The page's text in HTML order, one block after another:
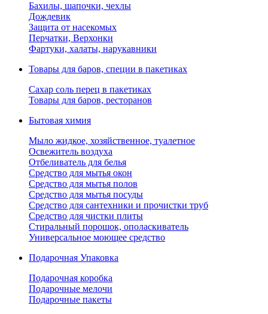
Бахилы, шапочки, чехлы
Дождевик
Защита от насекомых
Перчатки, Верхонки
Фартуки, халаты, нарукавники
Товары для баров, специи в пакетиках
Сахар соль перец в пакетиках
Товары для баров, ресторанов
Бытовая химия
Мыло жидкое, хозяйственное, туалетное
Освежитель воздуха
Отбеливатель для белья
Средство для мытья окон
Средство для мытья полов
Средство для мытья посуды
Средство для сантехники и прочистки труб
Средство для чистки плиты
Стиральный порошок, ополаскиватель
Универсальное моющее средство
Подарочная Упаковка
Подарочная коробка
Подарочные мелочи
Подарочные пакеты